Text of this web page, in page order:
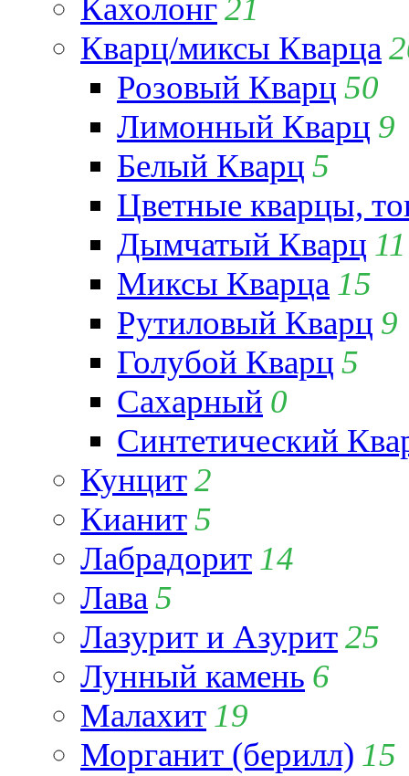
Кахолонг21
Кварц/миксы Кварца
Розовый Кварц 50
Лимонный Кварц 9
Белый Кварц 5
Цветные кварцы,
Дымчатый Кварц 11
Миксы Кварца 15
Рутиловый Кварц 9
Голубой Кварц 5
Сахарный 0
Синтетический
Кунцит2
Кианит5
Лабрадорит 14
Лава 5
Лазурит и Азурит25
Лунный камень 6
Малахит 19
Морганит (берилл) 15